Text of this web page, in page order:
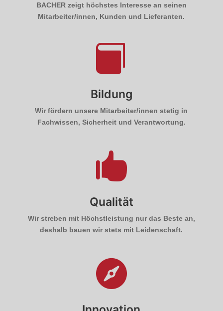
BACHER zeigt höchstes Interesse an seinen
Mitarbeiter/innen, Kunden und Lieferanten.

Bildung
Wir fördern unsere Mitarbeiter/innen stetig in
Fachwissen, Sicherheit und Verantwortung.

Qualität
Wir streben mit Höchstleistung nur das Beste an,
deshalb bauen wir stets mit Leidenschaft.
